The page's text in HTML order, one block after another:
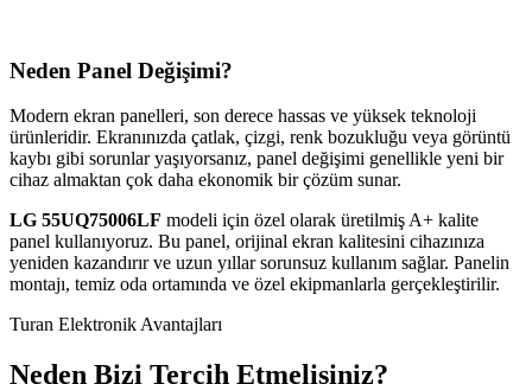
Neden Panel Değişimi?
Modern ekran panelleri, son derece hassas ve yüksek teknoloji
ürünleridir. Ekranınızda çatlak, çizgi, renk bozukluğu veya görüntü
kaybı gibi sorunlar yaşıyorsanız, panel değişimi genellikle yeni bir
cihaz almaktan çok daha ekonomik bir çözüm sunar.
LG 55UQ75006LF modeli için özel olarak üretilmiş A+ kalite
panel kullanıyoruz. Bu panel, orijinal ekran kalitesini cihazınıza
yeniden kazandırır ve uzun yıllar sorunsuz kullanım sağlar. Panelin
montajı, temiz oda ortamında ve özel ekipmanlarla gerçekleştirilir.
Turan Elektronik Avantajları
Neden Bizi Tercih Etmelisiniz?